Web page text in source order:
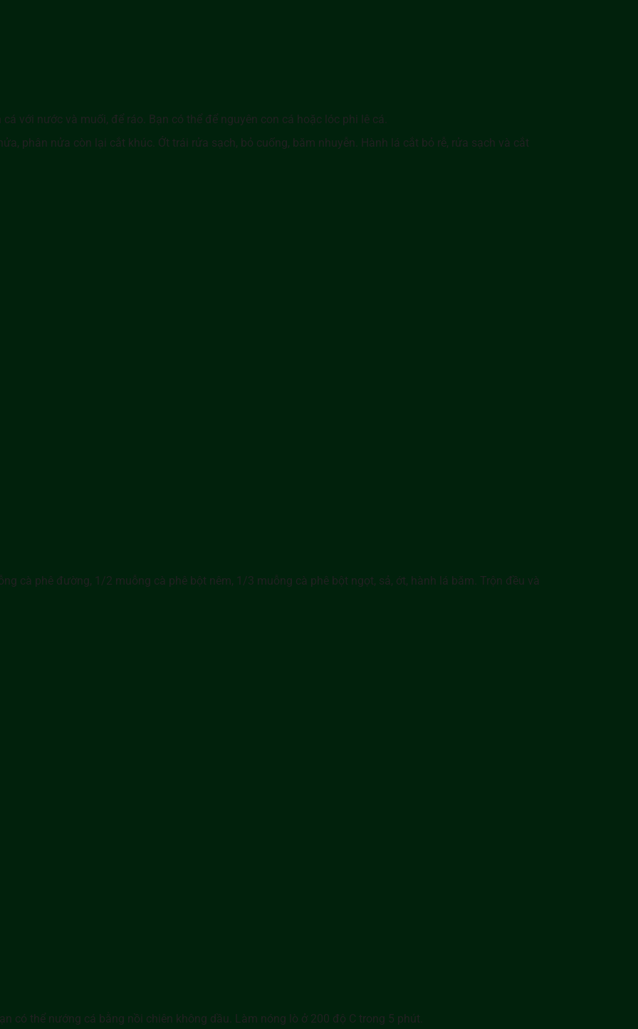
với nước và muối, để ráo. Bạn có thể để nguyên con cá hoặc lóc phi lê cá.
phân nửa còn lại cắt khúc. Ớt trái rửa sạch, bỏ cuống, băm nhuyễn. Hành lá cắt bỏ rễ, rửa sạch và cắt
cà phê đường, 1/2 muỗng cà phê bột nêm, 1/3 muỗng cà phê bột ngọt, sả, ớt, hành lá băm. Trộn đều và
có thể nướng cá bằng nồi chiên không dầu. Làm nóng lò ở 200 độ C trong 5 phút.